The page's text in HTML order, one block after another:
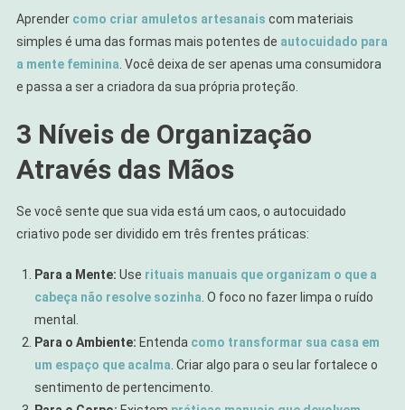
Aprender como criar amuletos artesanais com materiais
simples é uma das formas mais potentes de autocuidado para
a mente feminina. Você deixa de ser apenas uma consumidora
e passa a ser a criadora da sua própria proteção.
3 Níveis de Organização
Através das Mãos
Se você sente que sua vida está um caos, o autocuidado
criativo pode ser dividido em três frentes práticas:
Para a Mente: Use rituais manuais que organizam o que a
cabeça não resolve sozinha. O foco no fazer limpa o ruído
mental.
Para o Ambiente: Entenda como transformar sua casa em
um espaço que acalma. Criar algo para o seu lar fortalece o
sentimento de pertencimento.